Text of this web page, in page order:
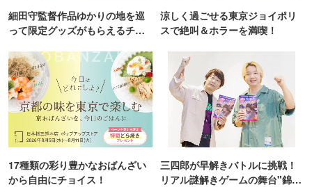
細田守監督作品ゆかりの地を巡
って限定グッズがもらえるチャ
涼しく過ごせる東京ジョイポリ
スで絶叫＆ホラーを満喫！
17種類の彩り豊かなおばんざい
から自由にチョイス！
三四郎が早解きバトルに挑戦！
リアル謎解きゲームの舞台"錦糸